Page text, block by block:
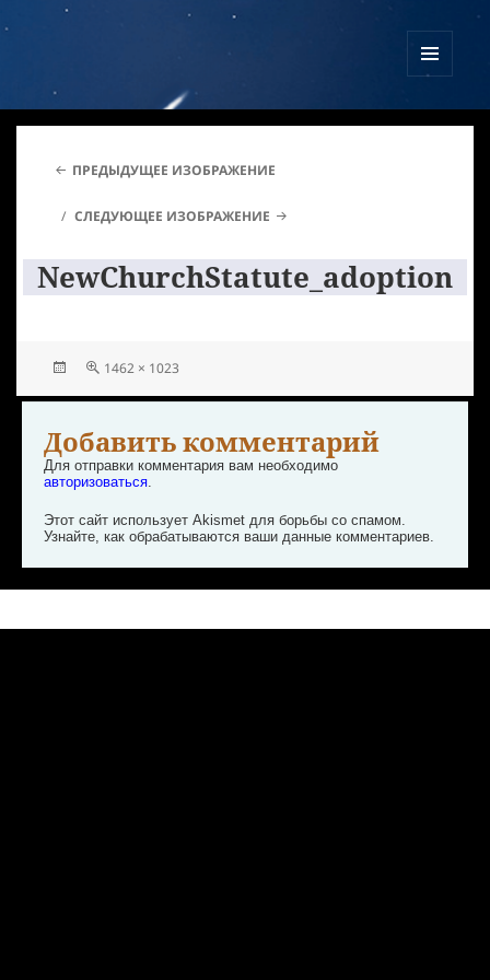
ВИДЖЕТЫ
ПРЕДЫДУЩЕЕ ИЗОБРАЖЕНИЕ
СЛЕДУЮЩЕЕ ИЗОБРАЖЕНИЕ
NewChurchStatute_adoption
1462 × 1023
Добавить комментарий
Для отправки комментария вам необходимо
авторизоваться.
Этот сайт использует Akismet для борьбы со спамом.
Узнайте, как обрабатываются ваши данные комментариев.